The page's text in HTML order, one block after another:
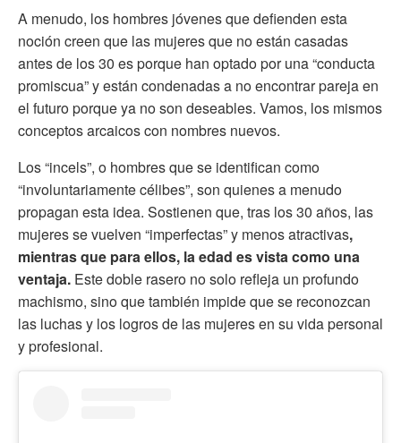
A menudo, los hombres jóvenes que defienden esta
noción creen que las mujeres que no están casadas
antes de los 30 es porque han optado por una “conducta
promiscua” y están condenadas a no encontrar pareja en
el futuro porque ya no son deseables. Vamos, los mismos
conceptos arcaicos con nombres nuevos.
Los “incels”, o hombres que se identifican como
“involuntariamente célibes”, son quienes a menudo
propagan esta idea. Sostienen que, tras los 30 años, las
mujeres se vuelven “imperfectas” y menos atractivas,
mientras que para ellos, la edad es vista como una
ventaja. Este doble rasero no solo refleja un profundo
machismo, sino que también impide que se reconozcan
las luchas y los logros de las mujeres en su vida personal
y profesional.